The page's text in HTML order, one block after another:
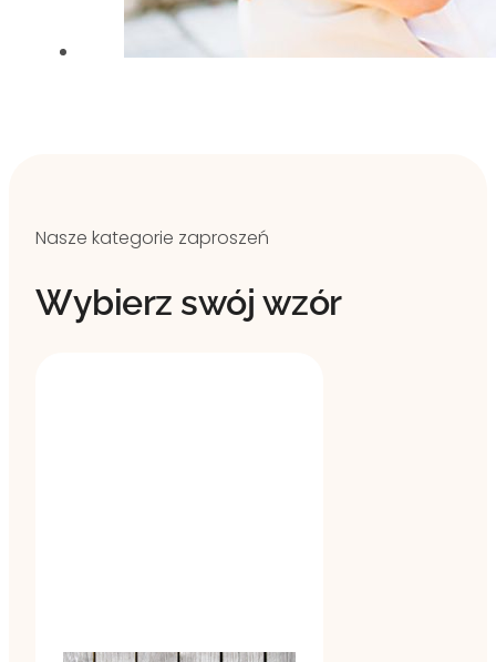
Nasze kategorie zaproszeń
Wybierz swój wzór